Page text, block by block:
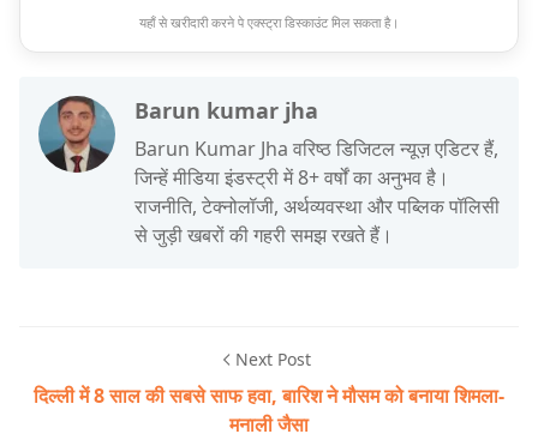
यहाँ से खरीदारी करने पे एक्स्ट्रा डिस्काउंट मिल सकता है।
Barun kumar jha
Barun Kumar Jha वरिष्ठ डिजिटल न्यूज़ एडिटर हैं,
जिन्हें मीडिया इंडस्ट्री में 8+ वर्षों का अनुभव है।
राजनीति, टेक्नोलॉजी, अर्थव्यवस्था और पब्लिक पॉलिसी
से जुड़ी खबरों की गहरी समझ रखते हैं।
Next Post
दिल्ली में 8 साल की सबसे साफ हवा, बारिश ने मौसम को बनाया शिमला-
मनाली जैसा